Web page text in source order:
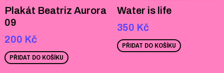
Plakát Beatriz Aurora
09
200 Kč
PŘIDAT DO KOŠÍKU
Water is life
350 Kč
PŘIDAT DO KOŠÍKU